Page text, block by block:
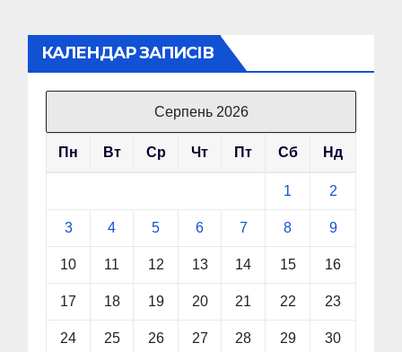
КАЛЕНДАР ЗАПИСІВ
Серпень 2026
Пн Вт Ср Чт Пт Сб Нд
1 2
3 4 5 6 7 8 9
10 11 12 13 14 15 16
17 18 19 20 21 22 23
24 25 26 27 28 29 30